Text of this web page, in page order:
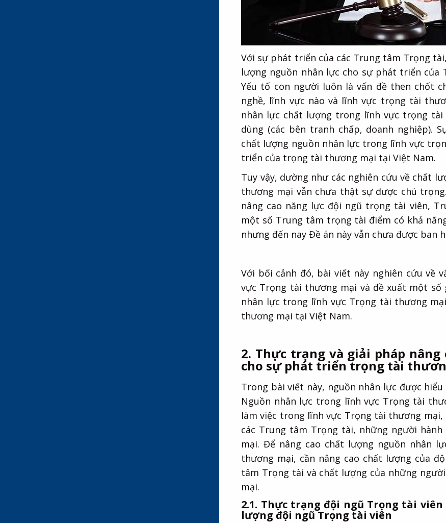
Với sự phát triển của các Trung tâm Trọng
lượng nguồn nhân lực cho sự phát triển
Yếu tố con người luôn là vấn đề then chốt
nghề, lĩnh vực nào và lĩnh vực trọng tài
nhân lực chất lượng trong lĩnh vực trọng
dùng (các bên tranh chấp, doanh nghiệp).
chất lượng nguồn nhân lực trong lĩnh vực
triển của trọng tài thương mại tại Việt Nam.
Tuy vậy, dường như các nghiên cứu về chất
thương mại vẫn chưa thật sự được chú
nâng cao năng lực đội ngũ trọng tài viên,
một số Trung tâm trọng tài điểm có khả
nhưng đến nay Đề án này vẫn chưa được ban
Với bối cảnh đó, bài viết này nghiên cứu về
vực Trọng tài thương mại và đề xuất một
nhân lực trong lĩnh vực Trọng tài thương
thương mại tại Việt Nam.
2. Thực trạng và giải pháp
cho sự phát triển trọng tài
Trong bài viết này, nguồn nhân lực được
Nguồn nhân lực trong lĩnh vực Trọng tài
làm việc trong lĩnh vực Trọng tài thương
các Trung tâm Trọng tài, những người
mại. Để nâng cao chất lượng nguồn nhân
thương mại, cần nâng cao chất lượng của
tâm Trọng tài và chất lượng của những
mại.
2.1. Thực trạng đội ngũ Trọng tài
lượng đội ngũ Trọng tài viên